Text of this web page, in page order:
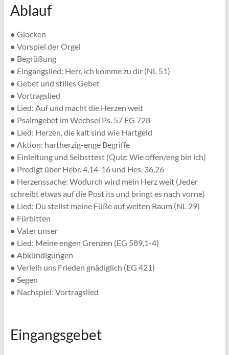
Ablauf
● Glocken
● Vorspiel der Orgel
● Begrüßung
● Eingangslied: Herr, ich komme zu dir (NL 51)
● Gebet und stilles Gebet
● Vortragslied
● Lied: Auf und macht die Herzen weit
● Psalmgebet im Wechsel Ps. 57 EG 728
● Lied: Herzen, die kalt sind wie Hartgeld
● Aktion: hartherzig-enge Begriffe
● Einleitung und Selbsttest (Quiz: Wie offen/eng bin ich)
● Predigt über Hebr. 4,14-16 und Hes. 36,26
● Herzenssache: Wodurch wird mein Herz weit (Jeder
schreibt etwas auf die Post its und bringt es nach vorne)
● Lied: Du stellst meine Füße auf weiten Raum (NL 29)
● Fürbitten
● Vater unser
● Lied: Meine engen Grenzen (EG 589,1-4)
● Abkündigungen
● Verleih uns Frieden gnädiglich (EG 421)
● Segen
● Nachspiel: Vortragslied
Eingangsgebet